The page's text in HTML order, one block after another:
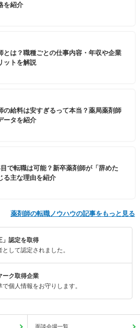
を紹介
とは？職種ごとの仕事内容・年収や企業
ットを解説
の給料は安すぎるって本当？薬局薬剤師
ータを紹介
で転職は可能？新卒薬剤師が「辞めた
る主な理由を紹介
薬剤師の転職ノウハウの記事をもっと見る
」認定を取得
して認定されました。
ーク取得企業
個人情報をお守りします。
面談会場一覧